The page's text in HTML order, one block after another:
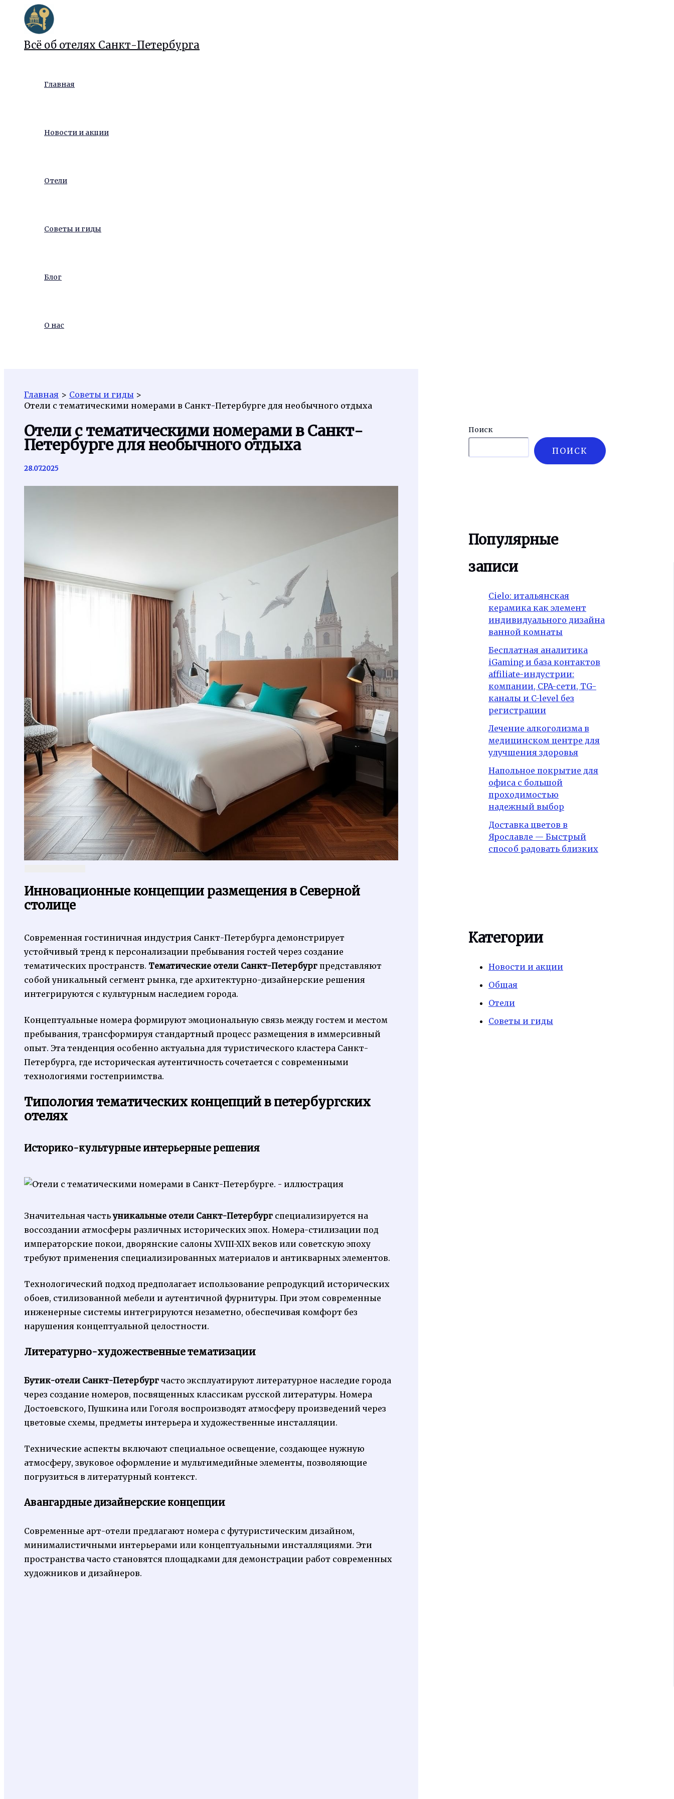
Перейти
содержимому
Всё об отелях Санкт-Петербурга
Главная
Новости и акции
Отели
Советы и гиды
Блог
О нас
Главная
Советы и гиды
Отели с тематическими номерами в Санкт-Петербурге для необычного отдыха
Отели с тематическими номерами в Санкт-
Петербурге для необычного отдыха
28.07.2025
Инновационные концепции размещения в Северной
столице
Современная гостиничная индустрия Санкт-Петербурга демонстрирует
устойчивый тренд к персонализации пребывания гостей через создание
тематических пространств. Тематические отели Санкт-Петербург представляют
собой уникальный сегмент рынка, где архитектурно-дизайнерские решения
интегрируются с культурным наследием города.
Концептуальные номера формируют эмоциональную связь между гостем и местом
пребывания, трансформируя стандартный процесс размещения в иммерсивный
опыт. Эта тенденция особенно актуальна для туристического кластера Санкт-
Петербурга, где историческая аутентичность сочетается с современными
технологиями гостеприимства.
Типология тематических концепций в петербургских
отелях
Историко-культурные интерьерные решения
Значительная частьуникальные отели Санкт-Петербург специализируется на
воссоздании атмосферы различных исторических эпох. Номера-стилизации под
императорские покои, дворянские салоны XVIII-XIX веков или советскую эпоху
требуют применения специализированных материалов и антикварных элементов.
Технологический подход предполагает использование репродукций исторических
обоев, стилизованной мебели и аутентичной фурнитуры. При этом современные
инженерные системы интегрируются незаметно, обеспечивая комфорт без
нарушения концептуальной целостности.
Литературно-художественные тематизации
Бутик-отели Санкт-Петербург часто эксплуатируют литературное наследие города
через создание номеров, посвященных классикам русской литературы. Номера
Достоевского, Пушкина или Гоголя воспроизводят атмосферу произведений через
цветовые схемы, предметы интерьера и художественные инсталляции.
Технические аспекты включают специальное освещение, создающее нужную
атмосферу, звуковое оформление и мультимедийные элементы, позволяющие
погрузиться в литературный контекст.
Авангардные дизайнерские концепции
Современные арт-отели предлагают номера с футуристическим дизайном,
минималистичными интерьерами или концептуальными инсталляциями. Эти
пространства часто становятся площадками для демонстрации работ современных
художников и дизайнеров.
Поиск
ПОИСК
Популярные
записи
Cielo: итальянская
керамика как элемент
индивидуального дизайна
ванной комнаты
Бесплатная аналитика
iGaming и база контактов
affiliate-индустрии:
компании, CPA-сети, TG-
каналы и C-level без
регистрации
Лечение алкоголизма в
медицинском центре для
улучшения здоровья
Напольное покрытие для
офиса с большой
проходимостью
надежный выбор
Доставка цветов в
Ярославле — Быстрый
способ радовать близких
Категории
Новости и акции
Общая
Отели
Советы и гиды